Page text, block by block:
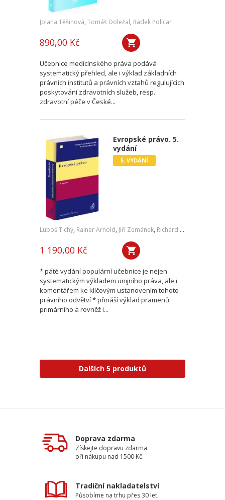
Jolana Těšinová, Tomáš Doležal, Radek Policar
890,00 Kč
Učebnice medicínského práva podává
systematický přehled, ale i výklad základních
právních institutů a právních vztahů regulujících
poskytování zdravotních služeb, resp.
zdravotní péče v České...
Evropské právo. 5.
vydání
5. VYDÁNÍ
Luboš Tichý, Rainer Arnold, Jiří Zemánek, Richard Král
1 190,00 Kč
* páté vydání populární učebnice je nejen
systematickým výkladem unijního práva, ale i
komentářem ke klíčovým ustanovením tohoto
právního odvětví * přináší výklad pramenů
primárního a rovněž i...
Dalších 5 produktů
Doprava zdarma
Získejte dopravu zdarma
při nákupu nad 1500 Kč.
Tradiční nakladatelství
Působíme na trhu přes 30 let.